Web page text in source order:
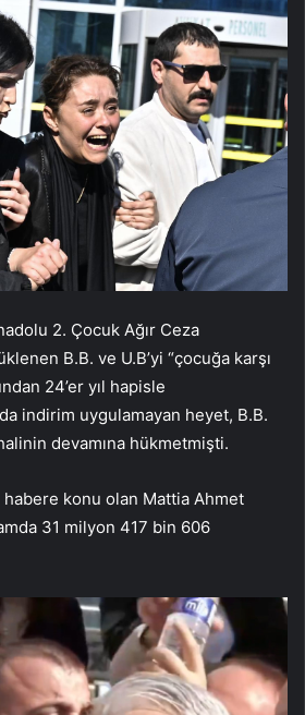
2. Çocuk Ağır Ceza
B.B. ve U.B’yi “çocuğa karşı
24’er yıl hapisle
indirim uygulamayan heyet, B.B.
devamına hükmetmişti.
habere konu olan Mattia Ahmet
31 milyon 417 bin 606